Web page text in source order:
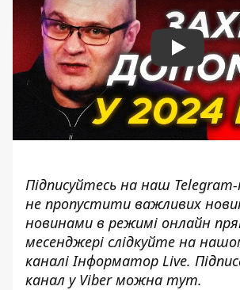
Play
Підписуйтесь на наш
не пропустити важливих
новинами в режимі онлайн
месенджері слідкуйте на
каналіІнформатор Live.
канал у Viber можна тут.